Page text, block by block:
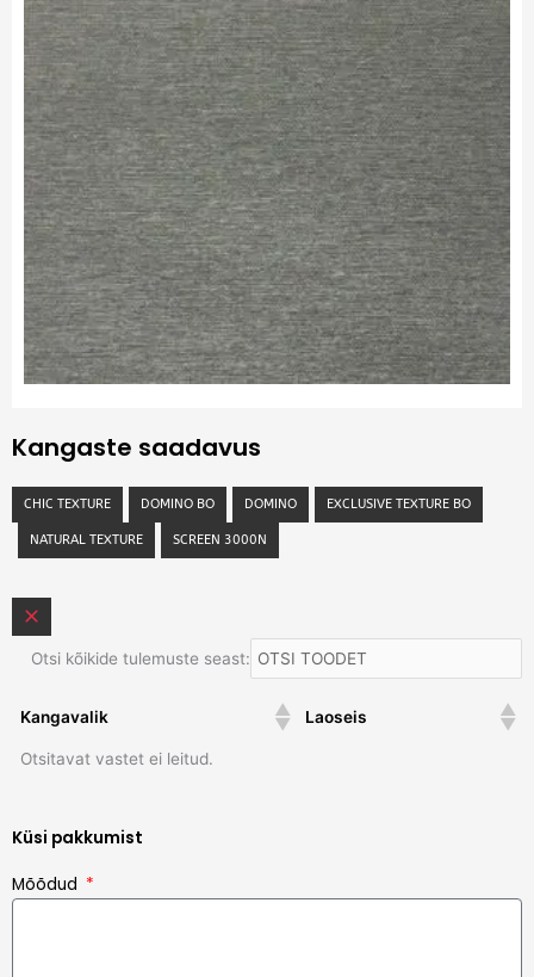
Kangaste saadavus
CHIC TEXTURE DOMINO BO DOMINO EXCLUSIVE TEXTURE BO
NATURAL TEXTURE SCREEN 3000N
Otsi kõikide tulemuste seast:
Kangavalik Laoseis
Otsitavat vastet ei leitud.
Küsi pakkumist
Mõõdud